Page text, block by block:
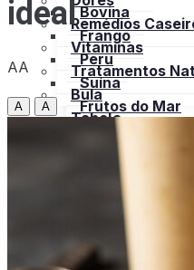
Bovina
Frango
Peru
Suína
Frutos do Mar
Cereais
Frutas
Gorduras e
Leite e
Verduras,
Bula
Remédios
Vitaminas
Tratamentos
Bula
Tabela
Nutricional
Open menu
Bebidas
Carnes
Bovina
Frango
ideal
AA
A A